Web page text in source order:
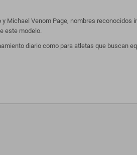
Michael Venom Page, nombres
este modelo.
diario como para atletas que buscan